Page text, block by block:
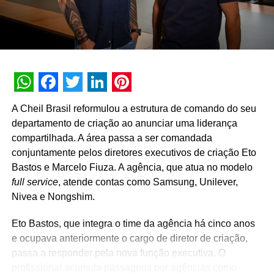
WhatsApp
Facebook
Twitter
LinkedIn
Pinterest
A Cheil Brasil reformulou a estrutura de comando do seu
departamento de criação ao anunciar uma liderança
compartilhada. A área passa a ser comandada
conjuntamente pelos diretores executivos de criação Eto
Bastos e Marcelo Fiuza. A agência, que atua no modelo
full service, atende contas como Samsung, Unilever,
Nivea e Nongshim.
Eto Bastos, que integra o time da agência há cinco anos
e ocupava anteriormente o cargo de diretor de criação,
passa a responder pela nova função executiva. O